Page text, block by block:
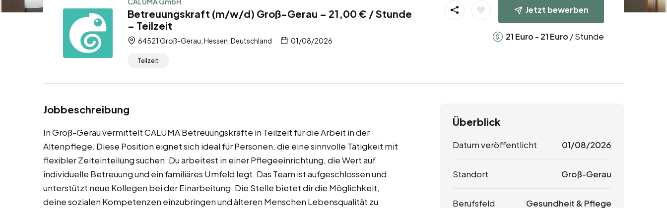
Betreuungskraft (m/w/d) Groß-Gerau – 21,00 € / Stunde
– Teilzeit
64521 Groß-Gerau, Hessen, Deutschland 01/08/2026
Teilzeit
Jetzt bewerben
21 Euro - 21 Euro / Stunde
Jobbeschreibung
In Groß-Gerau vermittelt CALUMA Betreuungskräfte in Teilzeit für die Arbeit in der
Altenpflege. Diese Position eignet sich ideal für Personen, die eine sinnvolle Tätigkeit mit
flexibler Zeiteinteilung suchen. Du arbeitest in einer Pflegeeinrichtung, die Wert auf
individuelle Betreuung und ein familiäres Umfeld legt. Das Team ist aufgeschlossen und
unterstützt neue Kollegen bei der Einarbeitung. Die Stelle bietet dir die Möglichkeit,
deine sozialen Kompetenzen einzubringen und älteren Menschen Lebensqualität zu
Überblick
Datum veröffentlicht 01/08/2026
Standort Groß-Gerau
Berufsfeld Gesundheit & Pflege